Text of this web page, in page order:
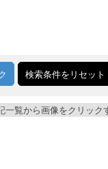
検索条件をリセット
一覧から画像をクリック